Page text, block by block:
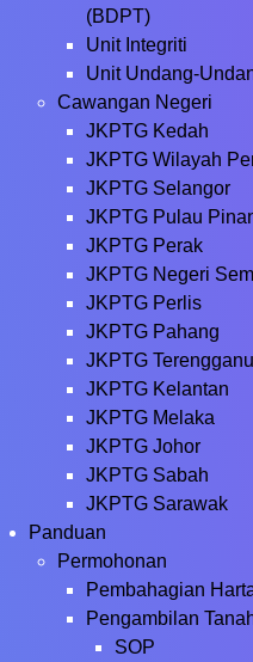
(BDPT)
Unit Integriti
Unit Undang-
Cawangan Negeri
JKPTG Kedah
JKPTG Wilayah
JKPTG Selangor
JKPTG Pulau
JKPTG Perak
JKPTG Negeri
JKPTG Perlis
JKPTG Pahang
JKPTG Terengganu
JKPTG Kelantan
JKPTG Melaka
JKPTG Johor
JKPTG Sabah
JKPTG Sarawak
Panduan
Permohonan
Pembahagian
Pengambilan
SOP